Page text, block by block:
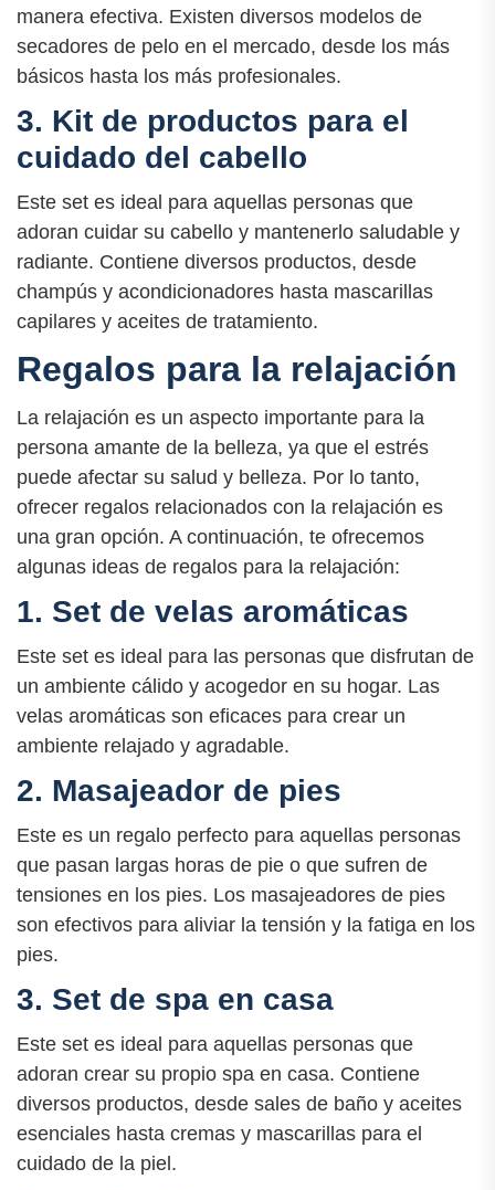
manera efectiva. Existen diversos modelos de
secadores de pelo en el mercado, desde los más
básicos hasta los más profesionales.
3. Kit de productos para el
cuidado del cabello
Este set es ideal para aquellas personas que
adoran cuidar su cabello y mantenerlo saludable y
radiante. Contiene diversos productos, desde
champús y acondicionadores hasta mascarillas
capilares y aceites de tratamiento.
Regalos para la relajación
La relajación es un aspecto importante para la
persona amante de la belleza, ya que el estrés
puede afectar su salud y belleza. Por lo tanto,
ofrecer regalos relacionados con la relajación es
una gran opción. A continuación, te ofrecemos
algunas ideas de regalos para la relajación:
1. Set de velas aromáticas
Este set es ideal para las personas que disfrutan de
un ambiente cálido y acogedor en su hogar. Las
velas aromáticas son eficaces para crear un
ambiente relajado y agradable.
2. Masajeador de pies
Este es un regalo perfecto para aquellas personas
que pasan largas horas de pie o que sufren de
tensiones en los pies. Los masajeadores de pies
son efectivos para aliviar la tensión y la fatiga en los
pies.
3. Set de spa en casa
Este set es ideal para aquellas personas que
adoran crear su propio spa en casa. Contiene
diversos productos, desde sales de baño y aceites
esenciales hasta cremas y mascarillas para el
cuidado de la piel.